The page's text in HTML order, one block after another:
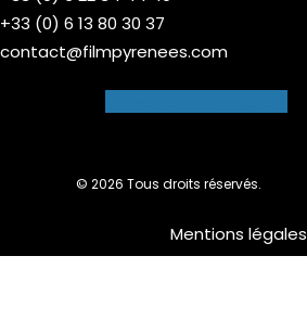
+33 (0) 6 13 80 30 37
contact@filmpyrenees.com
© 2026 Tous droits réservés.
Mentions légales